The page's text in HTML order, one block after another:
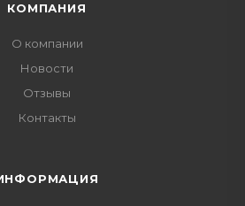
КОМПАНИЯ
О компании
Новости
Отзывы
Контакты